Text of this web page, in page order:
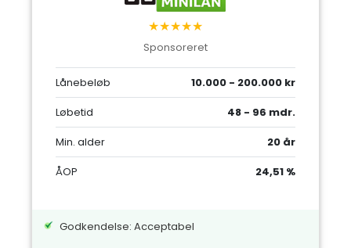
★★★★★
Sponsoreret
Lånebeløb
10.000 - 200.000 kr
Løbetid
48 - 96 mdr.
Min. alder
20 år
ÅOP
24,51 %
Godkendelse: Acceptabel